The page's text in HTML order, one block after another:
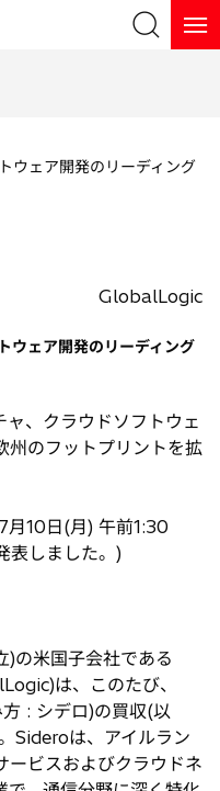
検索
ウェア開発のリーディング
GlobalLogic
ェア開発のリーディング
、クラウドソフトウェ
州のフットプリントを拡
月10日(月) 午前1:30
表しました。)
)の米国子会社である
は、このたび、
: シデロ)の買収(以
Sideroは、アイルラン
ービスおよびクラウドネ